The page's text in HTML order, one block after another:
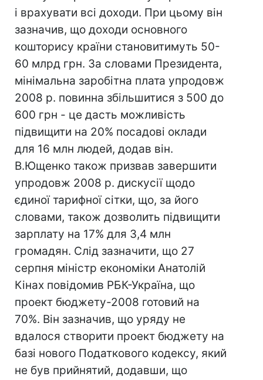
і врахувати всі доходи. При цьому він
зазначив, що доходи основного
кошторису країни становитимуть 50-
60 млрд грн. За словами Президента,
мінімальна заробітна плата упродовж
2008 р. повинна збільшитися з 500 до
600 грн - це дасть можливість
підвищити на 20% посадові оклади
для 16 млн людей, додав він.
В.Ющенко також призвав завершити
упродовж 2008 р. дискусії щодо
єдиної тарифної сітки, що, за його
словами, також дозволить підвищити
зарплату на 17% для 3,4 млн
громадян. Слід зазначити, що 27
серпня міністр економіки Анатолій
Кінах повідомив РБК-Україна, що
проект бюджету-2008 готовий на
70%. Він зазначив, що уряду не
вдалося створити проект бюджету на
базі нового Податкового кодексу, який
не був прийнятий, додавши, що